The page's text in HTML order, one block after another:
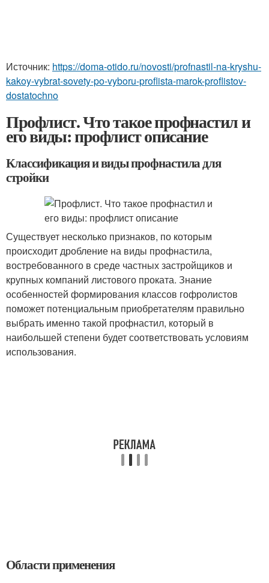
Источник: https://doma-otido.ru/novosti/profnastil-na-kryshu-
kakoy-vybrat-sovety-po-vyboru-proflista-marok-proflistov-
dostatochno
Профлист. Что такое профнастил и
его виды: профлист описание
Классификация и виды профнастила для
стройки
Существует несколько признаков, по которым
происходит дробление на виды профнастила,
востребованного в среде частных застройщиков и
крупных компаний листового проката. Знание
особенностей формирования классов гофролистов
поможет потенциальным приобретателям правильно
выбрать именно такой профнастил, который в
наибольшей степени будет соответствовать условиям
использования.
Области применения